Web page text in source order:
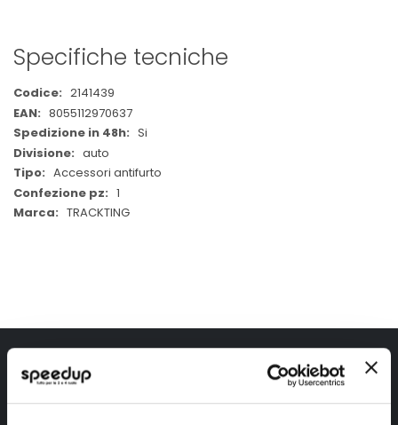
Specifiche tecniche
Maggiori
Informazioni
2141439
8055112970637
Si
auto
Accessori antifurto
1
TRACKTING
Iscriviti alla newsletter Speedup